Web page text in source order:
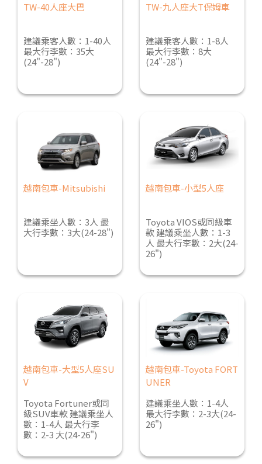
TW-40人座大巴
建議乘客人數：1-40人
最大行李數：35大
(24"-28")
TW-九人座大T保姆車
建議乘客人數：1-8人
最大行李數：8大
(24"-28")
越南包車-Mitsubishi
建議乘坐人數：3人 最
大行李數：3大(24-28")
越南包車-小型5人座
Toyota VIOS或同級車
款 建議乘坐人數：1-3
人 最大行李數：2大(24-
26")
越南包車-大型5人座SU
V
Toyota Fortuner或同
級SUV車款 建議乘坐人
數：1-4人 最大行李
數：2-3 大(24-26")
越南包車-Toyota FORT
UNER
建議乘坐人數：1-4人
最大行李數：2-3大(24-
26")